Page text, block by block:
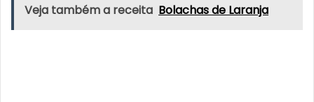
Veja também a receita Bolachas de Laranja